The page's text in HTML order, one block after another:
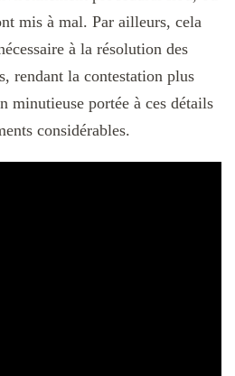
mis à mal. Par ailleurs, cela
à la résolution des
rendant la contestation plus
minutieuse portée à ces détails
considérables.